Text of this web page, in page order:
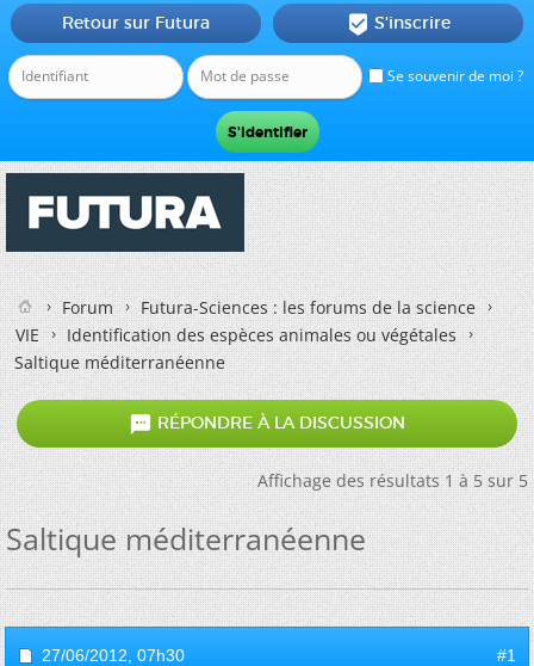
Se souvenir de moi ?
Retour sur Futura  S'inscrire
Forum
Futura-Sciences : les forums de la science
VIE
Identification des espèces animales ou végétales
Saltique méditerranéenne
 RÉPONDRE À LA DISCUSSION
Affichage des résultats 1 à 5 sur 5
Saltique méditerranéenne
27/06/2012, 07h30 #1